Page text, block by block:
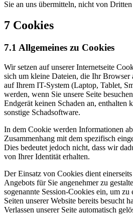
Sie an uns übermitteln, nicht von
7 Cookies
7.1 Allgemeines zu Cookies
Wir setzen auf unserer Internetseite
sich um kleine Dateien, die Ihr Browser
auf Ihrem IT-System (Laptop, Tablet,
werden, wenn Sie unsere Seite
Endgerät keinen Schaden an, enthalten
sonstige Schadsoftware.
In dem Cookie werden Informationen
Zusammenhang mit dem spezifisch
Dies bedeutet jedoch nicht, dass wir
von Ihrer Identität erhalten.
Der Einsatz von Cookies dient
Angebots für Sie angenehmer zu
sogenannte Session-Cookies ein, um zu
Seiten unserer Website bereits besucht
Verlassen unserer Seite automatisch